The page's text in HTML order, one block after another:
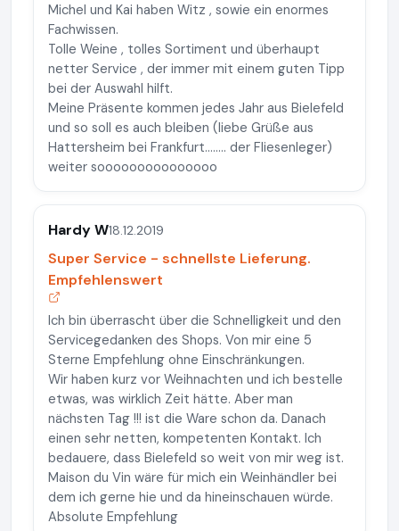
Michel und Kai haben Witz , sowie ein enormes
Fachwissen.
Tolle Weine , tolles Sortiment und überhaupt
netter Service , der immer mit einem guten Tipp
bei der Auswahl hilft.
Meine Präsente kommen jedes Jahr aus Bielefeld
und so soll es auch bleiben (liebe Grüße aus
Hattersheim bei Frankfurt........ der Fliesenleger)
weiter sooooooooooooooo
Hardy W18.12.2019
Super Service - schnellste Lieferung.
Empfehlenswert
Ich bin überrascht über die Schnelligkeit und den
Servicegedanken des Shops. Von mir eine 5
Sterne Empfehlung ohne Einschränkungen.
Wir haben kurz vor Weihnachten und ich bestelle
etwas, was wirklich Zeit hätte. Aber man
nächsten Tag !!! ist die Ware schon da. Danach
einen sehr netten, kompetenten Kontakt. Ich
bedauere, dass Bielefeld so weit von mir weg ist.
Maison du Vin wäre für mich ein Weinhändler bei
dem ich gerne hie und da hineinschauen würde.
Absolute Empfehlung